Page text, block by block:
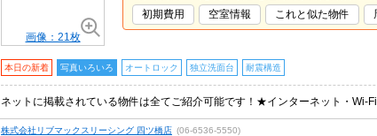
画像：21枚
初期費用
空室情報 これと似た物件
本日の新着 写真いろいろ オートロック 独立洗面台 耐震構造
株式会社リブマックスリーシング 四ツ橋店 (06-6536-5550)